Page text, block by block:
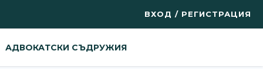
ВХОД / РЕГИСТРАЦИЯ
АДВОКАТСКИ СЪДРУЖИЯ